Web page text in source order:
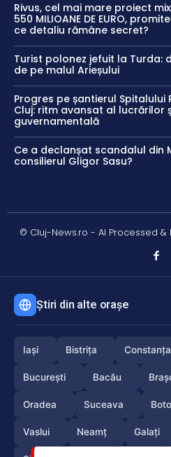
Rivus, cel mai mare proiect
550 MILIOANE DE EURO,
ce detaliu rămâne secret?
Turist polonez jefuit la Turda:
de pe malul Arieșului
Progres pe șantierul
Cluj: ritm avansat al lucrărilor
guvernamentală
Ce a declanșat scandalul din
consilierul Gligor Sasu?
© Cluj-News.ro - AI Processed
Știri din alte orașe
Iași Bistrița Constanța
București Bacău
Oradea Suceava
Vaslui Neamț Galați